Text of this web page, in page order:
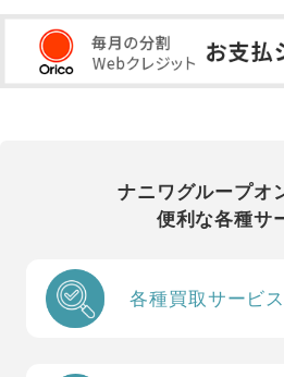
ナニワグループオ
便利な各種サ
各種買取サービス